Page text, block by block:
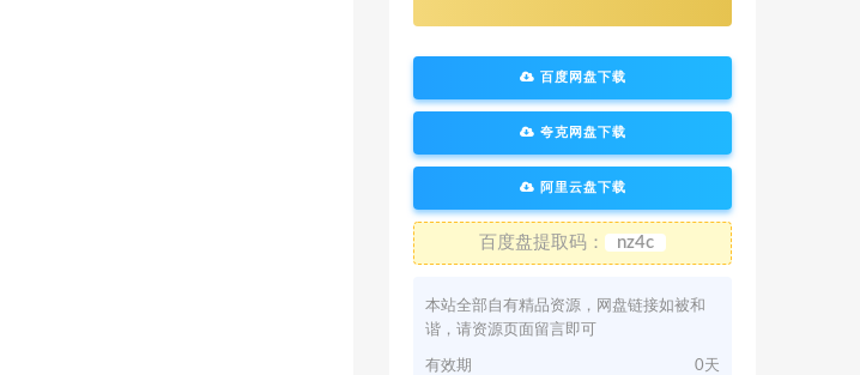
百度网盘下载
夸克网盘下载
阿里云盘下载
百度盘提取码： nz4c
本站全部自有精品资源，网盘链接如被和
谐，请资源页面留言即可
有效期 0天